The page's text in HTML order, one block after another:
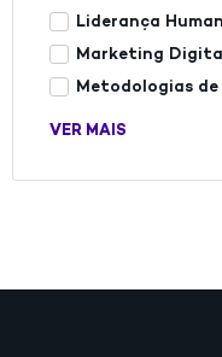
Liderança
Marketing
Metodologias de
VER MAIS